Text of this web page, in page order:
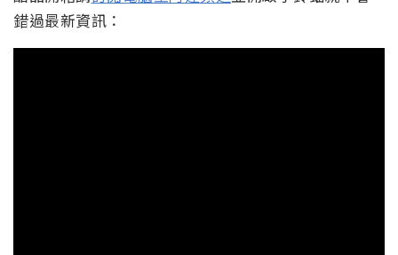
錯過最新資訊：